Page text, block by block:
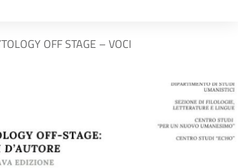
OFF STAGE – VOCI